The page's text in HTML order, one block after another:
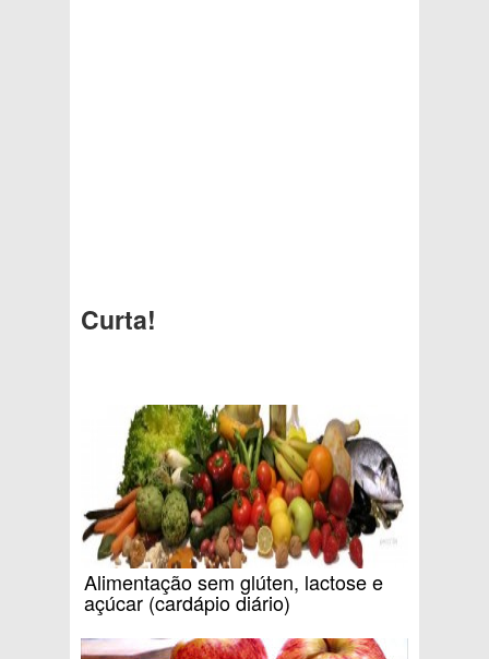
Curta!
Alimentação sem glúten, lactose e
açúcar (cardápio diário)